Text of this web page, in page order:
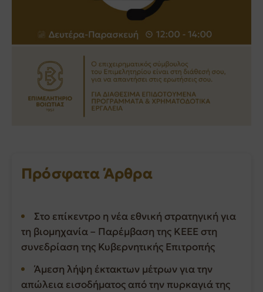
Πρόσφατα Άρθρα
Στο επίκεντρο η νέα εθνική στρατηγική για
τη βιομηχανία – Παρέμβαση της ΚΕΕΕ στη
συνεδρίαση της Κυβερνητικής Επιτροπής
Άμεση λήψη έκτακτων μέτρων για την
απώλεια εισοδήματος από την πυρκαγιά της